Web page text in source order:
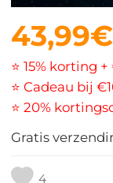
43,99€
⭐ 15% korting
⭐ Cadeau bij
⭐ 20%
Gratis
4